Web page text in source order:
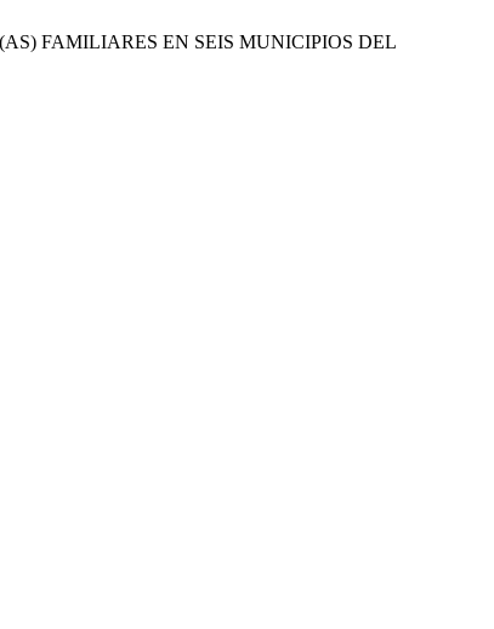
FAMILIARES EN SEIS MUNICIPIOS DEL